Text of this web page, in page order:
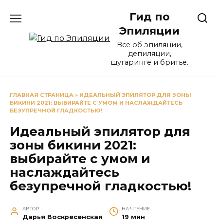
Гид по
Эпиляции
Все об эпиляции,
депиляции,
шугаринге и бритье.
ГЛАВНАЯ СТРАНИЦА » ИДЕАЛЬНЫЙ ЭПИЛЯТОР ДЛЯ ЗОНЫ
БИКИНИ 2021: ВЫБИРАЙТЕ С УМОМ И НАСЛАЖДАЙТЕСЬ
БЕЗУПРЕЧНОЙ ГЛАДКОСТЬЮ!
Идеальный эпилятор для
зоны бикини 2021:
выбирайте с умом и
наслаждайтесь
безупречной гладкостью!
АВТОР
Дарья Воскресенская
НА ЧТЕНИЕ
19 мин